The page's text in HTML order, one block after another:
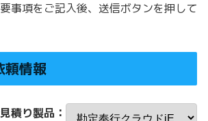
事項をご記入後、送信ボタンを押して
頼情報
積り製品：